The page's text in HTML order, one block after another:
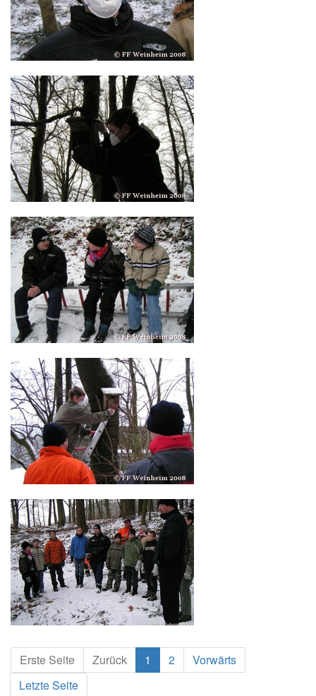
Erste Seite Zurück 1 2
Vorwärts
Letzte Seite